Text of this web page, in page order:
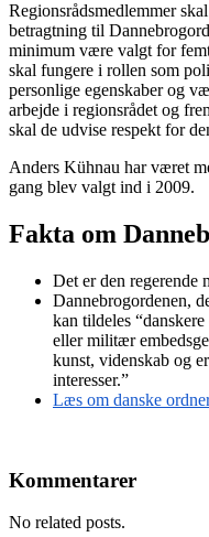
Regionsrådsmedlemmer
betragtning til
minimum være valgt for
skal fungere i rollen som
personlige egenskaber og
arbejde i regionsrådet og
skal de udvise respekt for
Anders Kühnau har været
gang blev valgt ind i 2009.
Fakta om
Det er den regerende
Dannebrogordenen,
kan tildeles
eller militær
kunst, videnskab og
interesser.”
Læs om danske
Kommentarer
No related posts.